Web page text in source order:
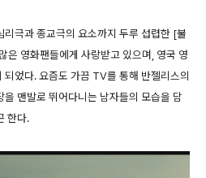
리극과 종교극의 요소까지 두루 섭렵한 [불
은 영화팬들에게 사랑받고 있으며, 영국 영
었다. 요즘도 가끔 TV를 통해 반젤리스의
맨발로 뛰어다니는 남자들의 모습을 담
한다.